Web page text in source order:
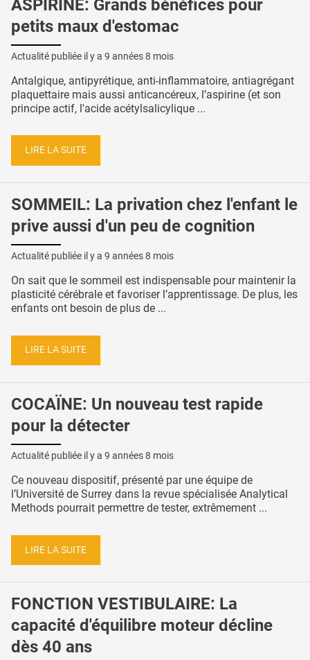
ASPIRINE: Grands bénéfices pour
petits maux d'estomac
Actualité publiée il y a 9 années 8 mois
Antalgique, antipyrétique, anti-inflammatoire, antiagrégant
plaquettaire mais aussi anticancéreux, l’aspirine (et son
principe actif, l'acide acétylsalicylique ...
LIRE LA SUITE
SOMMEIL: La privation chez l'enfant le
prive aussi d'un peu de cognition
Actualité publiée il y a 9 années 8 mois
On sait que le sommeil est indispensable pour maintenir la
plasticité cérébrale et favoriser l’apprentissage. De plus, les
enfants ont besoin de plus de ...
LIRE LA SUITE
COCAÏNE: Un nouveau test rapide
pour la détecter
Actualité publiée il y a 9 années 8 mois
Ce nouveau dispositif, présenté par une équipe de
l’Université de Surrey dans la revue spécialisée Analytical
Methods pourrait permettre de tester, extrêmement ...
LIRE LA SUITE
FONCTION VESTIBULAIRE: La
capacité d'équilibre moteur décline
dès 40 ans